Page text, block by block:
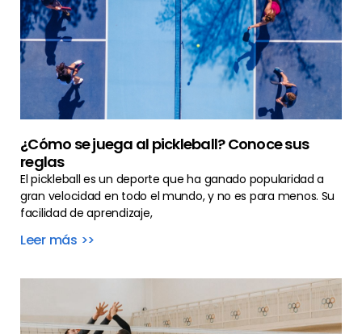
¿Cómo se juega al pickleball? Conoce sus
reglas
El pickleball es un deporte que ha ganado popularidad a
gran velocidad en todo el mundo, y no es para menos. Su
facilidad de aprendizaje,
Leer más >>